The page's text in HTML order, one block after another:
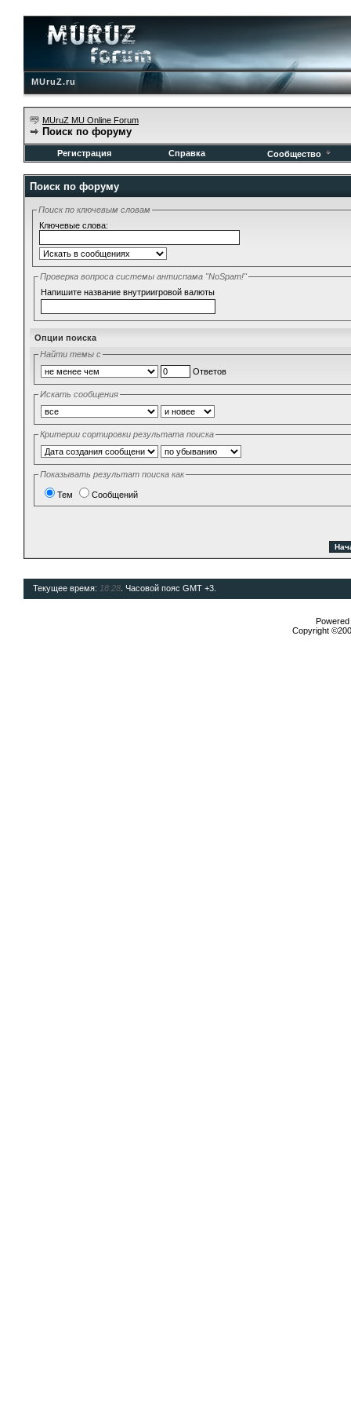
MUruZ.ru
MUruZ MU Online Forum
Поиск по форуму
Регистрация Справка Сообщество
Поиск по форуму
Поиск по ключевым словам
Ключевые слова:
Проверка вопроса системы антиспама "NoSpam!"
Напишите название внутриигровой валюты
Опции поиска
Найти темы с
Ответов
Искать сообщения
Критерии сортировки результата поиска
Показывать результат поиска как
Тем Сообщений
Текущее время: 18:28 . Часовой пояс GMT +3.
Copyright